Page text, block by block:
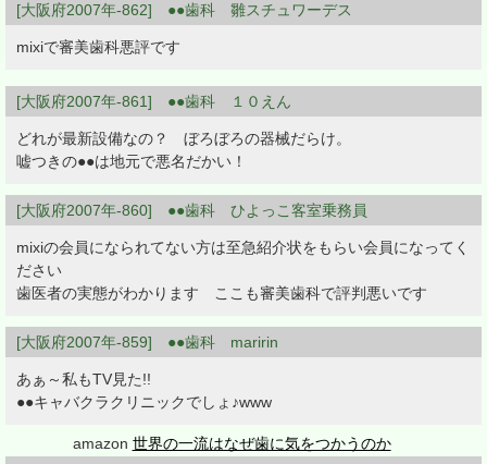
[大阪府2007年-862] ●●歯科 雛スチュワーデス
mixiで審美歯科悪評です
[大阪府2007年-861] ●●歯科 １０えん
どれが最新設備なの？ ぼろぼろの器械だらけ。
嘘つきの●●は地元で悪名だかい！
[大阪府2007年-860] ●●歯科 ひよっこ客室乗務員
mixiの会員になられてない方は至急紹介状をもらい会員になってく
ださい
歯医者の実態がわかります ここも審美歯科で評判悪いです
[大阪府2007年-859] ●●歯科 maririn
あぁ～私もTV見た!!
●●キャバクラクリニックでしょ♪www
amazon 世界の一流はなぜ歯に気をつかうのか